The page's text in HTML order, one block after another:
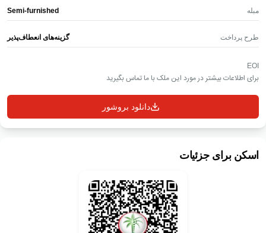
مبله Semi-furnished
طرح پرداخت گزینه‌های انعطاف‌پذیر
EOI
برای اطلاعات بیشتر در مورد این ملک با ما تماس بگیرید
دانلود بروشور
اسکن برای جزئیات